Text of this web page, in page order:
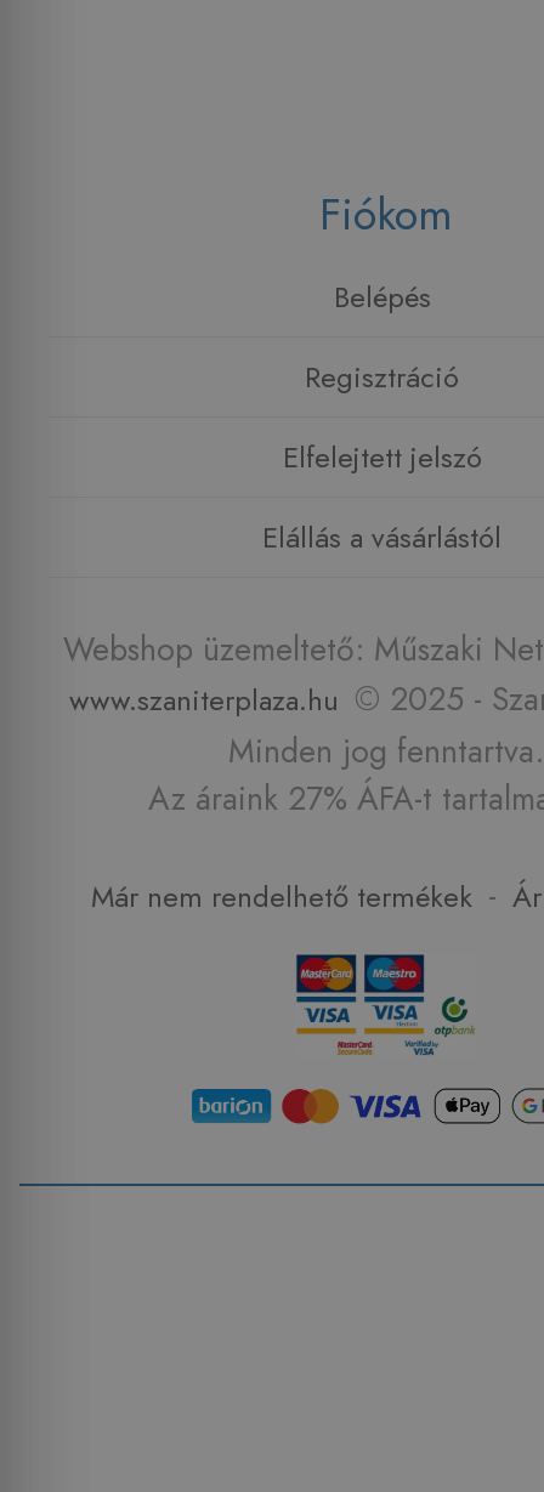
Fiókom
Belépés
Regisztráció
Elfelejtett jelszó
Elállás a vásárlástól
Webshop üzemeltető: Műszaki
www.szaniterplaza.hu © 2025 -
Minden jog fenntartva.
Az áraink 27% ÁFA-t
Már nem rendelhető termékek -